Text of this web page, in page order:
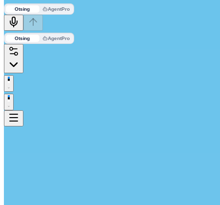
Otsing AgentPro
Otsing AgentPro